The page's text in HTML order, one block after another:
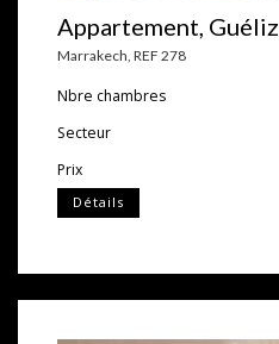
Appartement, Guéliz
Marrakech, REF 278
Nbre chambres
Secteur
Prix
Détails